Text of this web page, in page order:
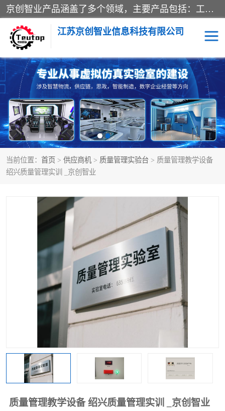
京创智业产品涵盖了多个领域，主要产品包括：工业4.0生产线解决方案，智慧物流综合实训室，教学设备与实验室建设，虚拟仿真实验室等。公司将秉持“创新、执着、诚信、共赢”的理念，以“将服务当作使命”为核心价值观，致力于为客户创造价值，与客户、合作伙伴和员工共同成长。
江苏京创智业信息科技有限公司
当前位置： 首页 > 供应商机 > 质量管理实验台 > 质量管理教学设备
绍兴质量管理实训 _京创智业
质量管理教学设备 绍兴质量管理实训 _京创智业
VR物流实训 低碳供应链
生产系统仿真 冷链物流
供应链管理 思政
智慧零售实训 智能制造
物流数字孪生 数字企业经营
工业工程实训室